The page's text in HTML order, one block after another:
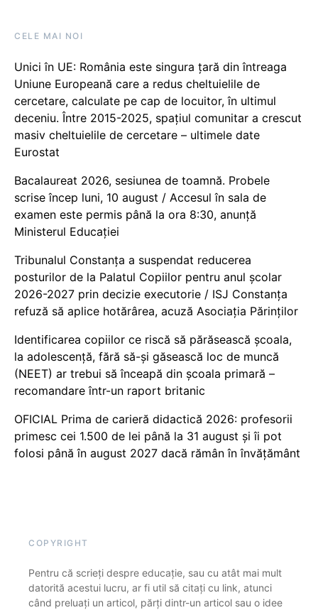
CELE MAI NOI
Unici în UE: România este singura țară din întreaga
Uniune Europeană care a redus cheltuielile de
cercetare, calculate pe cap de locuitor, în ultimul
deceniu. Între 2015-2025, spațiul comunitar a crescut
masiv cheltuielile de cercetare – ultimele date
Eurostat
Bacalaureat 2026, sesiunea de toamnă. Probele
scrise încep luni, 10 august / Accesul în sala de
examen este permis până la ora 8:30, anunță
Ministerul Educației
Tribunalul Constanța a suspendat reducerea
posturilor de la Palatul Copiilor pentru anul școlar
2026-2027 prin decizie executorie / ISJ Constanța
refuză să aplice hotărârea, acuză Asociația Părinților
Identificarea copiilor ce riscă să părăsească școala,
la adolescență, fără să-și găsească loc de muncă
(NEET) ar trebui să înceapă din școala primară –
recomandare într-un raport britanic
OFICIAL Prima de carieră didactică 2026: profesorii
primesc cei 1.500 de lei până la 31 august și îi pot
folosi până în august 2027 dacă rămân în învățământ
COPYRIGHT
Pentru că scrieți despre educație, sau cu atât mai mult
datorită acestui lucru, ar fi util să citați cu link, atunci
când preluați un articol, părți dintr-un articol sau o idee